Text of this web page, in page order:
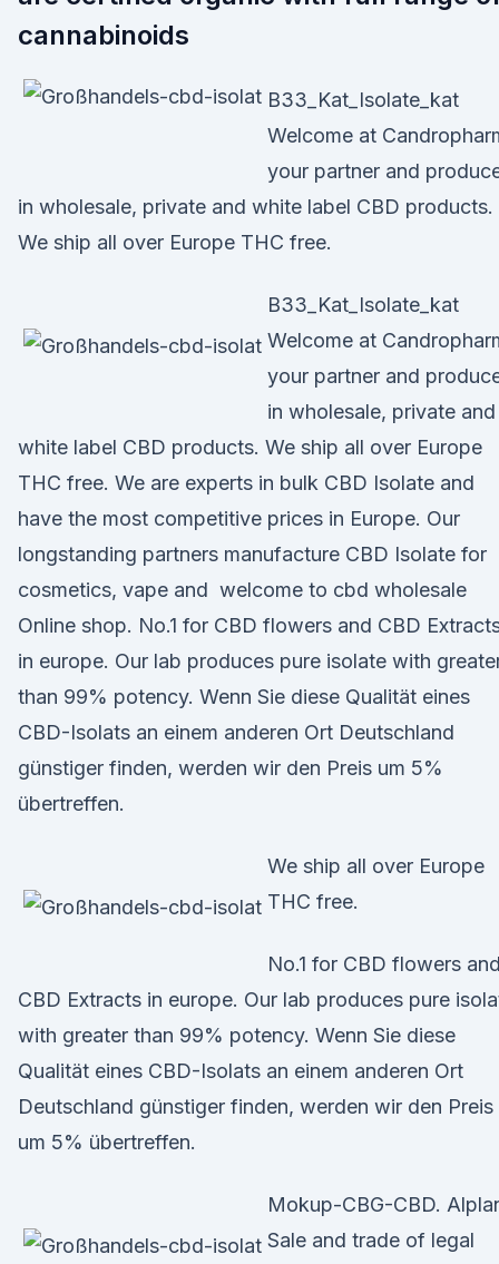
cannabinoids
B33_Kat_Isolate_kat
Welcome at
your partner and
in wholesale, private and white label CBD products.
We ship all over Europe THC free.
B33_Kat_Isolate_kat
Welcome at
your partner and
in wholesale, private and
white label CBD products. We ship all over Europe
THC free. We are experts in bulk CBD Isolate and
have the most competitive prices in Europe. Our
longstanding partners manufacture CBD Isolate for
cosmetics, vape and welcome to cbd wholesale
Online shop. No.1 for CBD flowers and CBD
in europe. Our lab produces pure isolate with
than 99% potency. Wenn Sie diese Qualität eines
CBD-Isolats an einem anderen Ort Deutschland
günstiger finden, werden wir den Preis um 5%
übertreffen.
We ship all over Europe
THC free.
No.1 for CBD flowers and
CBD Extracts in europe. Our lab produces pure
with greater than 99% potency. Wenn Sie diese
Qualität eines CBD-Isolats an einem anderen Ort
Deutschland günstiger finden, werden wir den Preis
um 5% übertreffen.
Mokup-CBG-CBD.
Sale and trade of legal